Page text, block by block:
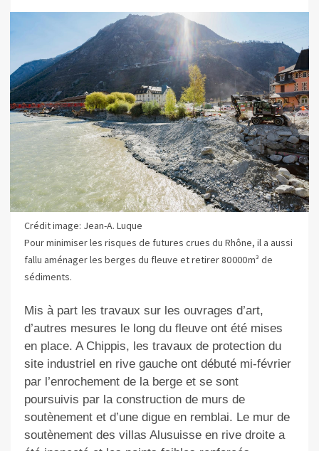
Crédit image: Jean-A. Luque
Pour minimiser les risques de futures crues du Rhône, il a aussi
fallu aménager les berges du fleuve et retirer 80 000 m³ de
sédiments.
Mis à part les travaux sur les ouvrages d’art,
d’autres mesures le long du fleuve ont été mises
en place. A Chippis, les travaux de protection du
site industriel en rive gauche ont débuté mi-février
par l’enrochement de la berge et se sont
poursuivis par la construction de murs de
soutènement et d’une digue en remblai. Le mur de
soutènement des villas Alusuisse en rive droite a